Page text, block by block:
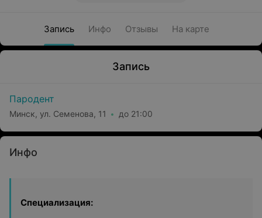
Запись Инфо Отзывы На карте
Запись
Пародент
Минск, ул. Семенова, 11 до 21:00
Инфо
Специализация: